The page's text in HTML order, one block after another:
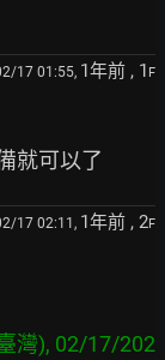
17 01:55, 1年前 , 1 F
17 02:11, 1年前 , 2F
灣), 02/17/202